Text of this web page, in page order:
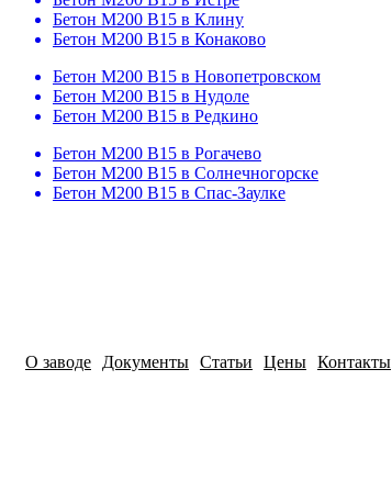
Бетон M200 B15 в Клину
Бетон M200 B15 в Конаково
Бетон M200 B15 в Новопетровском
Бетон M200 B15 в Нудоле
Бетон M200 B15 в Редкино
Бетон M200 B15 в Рогачево
Бетон M200 B15 в Солнечногорске
Бетон M200 B15 в Спас-Заулке
О заводе Документы Статьи Цены Контакты